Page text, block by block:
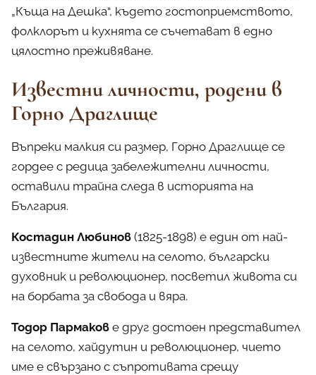
„Къща на Дешка“, където гостоприемството,
фолклорът и кухнята се съчетават в едно
цялостно преживяване.
Известни личности, родени в
Горно Драглище
Въпреки малкия си размер, Горно Драглище се
гордее с редица забележителни личности,
оставили трайна следа в историята на
България.
Костадин Любинов (1825-1898) е един от най-
известните жители на селото, български
духовник и революционер, посветил живота си
на борбата за свобода и вяра.
Тодор Пармаков е друг достоен представител
на селото, хайдутин и революционер, чието
име е свързано с съпротивата срещу